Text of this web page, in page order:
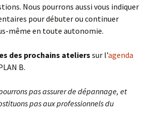
Nous pourrons aussi vous indiquer
pour débuter ou continuer
même en toute autonomie.
des prochains ateliers sur l’agenda
B.
pas assurer de dépannage, et
pas aux professionnels du